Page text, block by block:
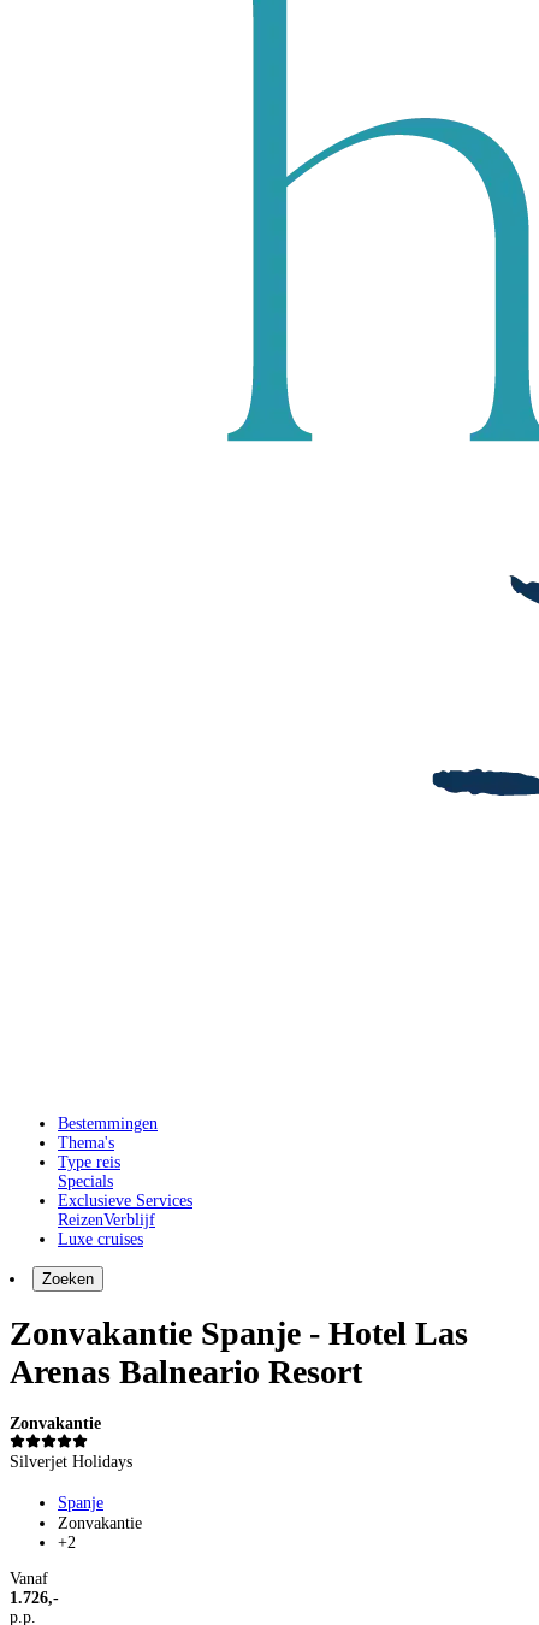
Bestemmingen
Thema's
Type reis
Specials
Exclusieve Services
ReizenVerblijf
Luxe cruises
Zoeken
Zonvakantie Spanje - Hotel Las
Arenas Balneario Resort
Zonvakantie
Silverjet Holidays
Spanje
Zonvakantie
+2
Vanaf
1.726,-
p.p.